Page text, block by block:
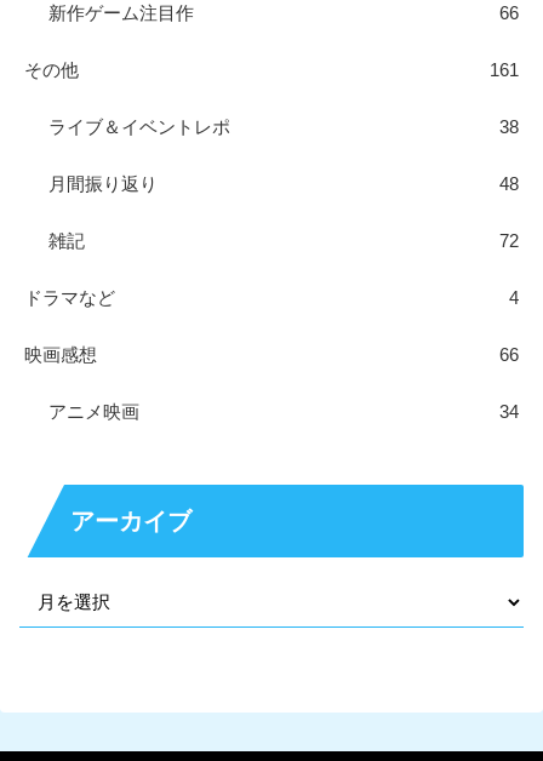
新作ゲーム注目作 66
その他 161
ライブ＆イベントレポ 38
月間振り返り 48
雑記 72
ドラマなど 4
映画感想 66
アニメ映画 34
アーカイブ